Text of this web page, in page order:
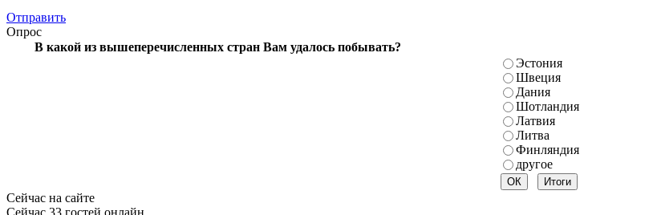
Отправить
Опрос
В какой из вышеперечисленных стран Вам удалось побывать?
Эстония
Швеция
Дания
Шотландия
Латвия
Литва
Финляндия
другое
Сейчас на сайте